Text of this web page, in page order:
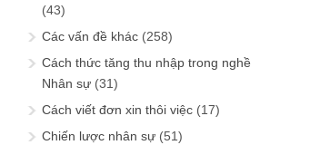
(43)
Các vấn đề khác (258)
Cách thức tăng thu nhập trong nghề
Nhân sự (31)
Cách viết đơn xin thôi việc (17)
Chiến lược nhân sự (51)